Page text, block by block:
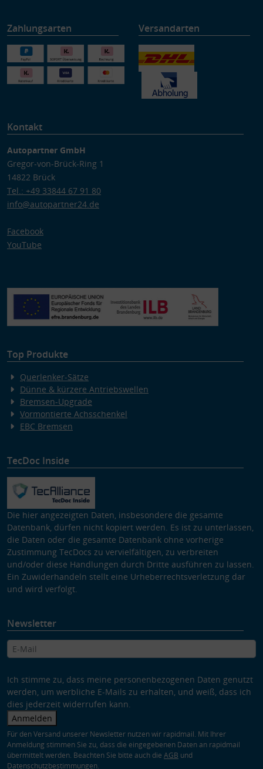
Zahlungsarten Versandarten
Kontakt
Autopartner GmbH
Gregor-von-Brück-Ring 1
14822 Brück
Tel.: +49 33844 67 91 80
info@autopartner24.de
Facebook
YouTube
Top Produkte
Querlenker-Sätze
Dünne & kürzere Antriebswellen
Bremsen-Upgrade
Vormontierte Achsschenkel
EBC Bremsen
TecDoc Inside
Die hier angezeigten Daten, insbesondere die gesamte
Datenbank, dürfen nicht kopiert werden. Es ist zu unterlassen,
die Daten oder die gesamte Datenbank ohne vorherige
Zustimmung TecDocs zu vervielfältigen, zu verbreiten
und/oder diese Handlungen durch Dritte ausführen zu lassen.
Ein Zuwiderhandeln stellt eine Urheberrechtsverletzung dar
und wird verfolgt.
Newsletter
Ich stimme zu, dass meine personenbezogenen Daten genutzt
werden, um werbliche E-Mails zu erhalten, und weiß, dass ich
dies jederzeit widerrufen kann.
Anmelden
Für den Versand unserer Newsletter nutzen wir rapidmail. Mit Ihrer
Anmeldung stimmen Sie zu, dass die eingegebenen Daten an rapidmail
übermittelt werden. Beachten Sie bitte auch die AGB und
Datenschutzbestimmungen.